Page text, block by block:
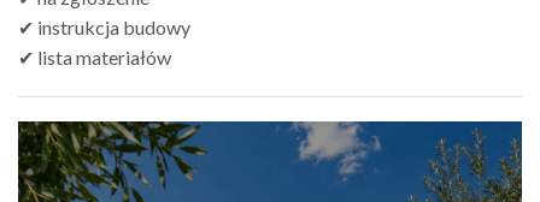
✔ instrukcja budowy
✔ lista materiałów